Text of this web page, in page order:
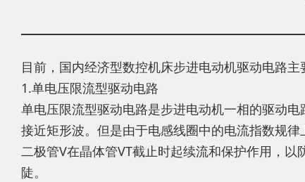
目前，国内经济型数控机床步进电动机驱动电路主
1.单电压限流型驱动电路
单电压限流型驱动电路是步进电动机一相的驱动
接近矩形波。但是由于电感线圈中的电流指数规
二极管V在晶体管VT截止时起续流和保护作用，
陡。